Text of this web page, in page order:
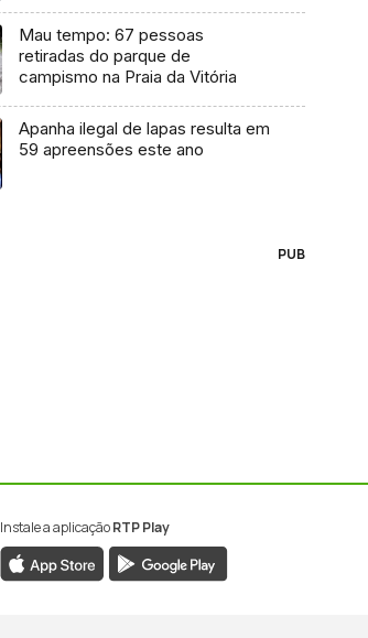
Mau tempo: 67 pessoas
retiradas do parque de
campismo na Praia da Vitória
Apanha ilegal de lapas resulta em
59 apreensões este ano
PUB
Instale a aplicaçãoRTP Play